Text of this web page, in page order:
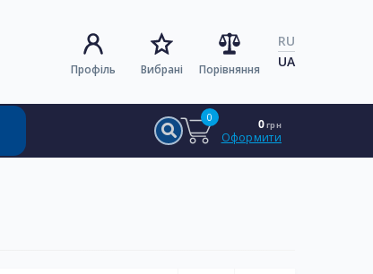
Профіль Вибрані Порівняння
RU
UA
0 0грн
Оформити